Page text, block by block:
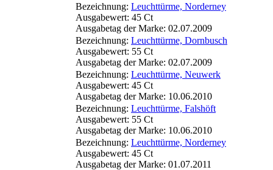
Bezeichnung: Leuchttürme, Norderney
Ausgabewert: 45 Ct
Ausgabetag der Marke: 02.07.2009
Bezeichnung: Leuchttürme, Dornbusch
Ausgabewert: 55 Ct
Ausgabetag der Marke: 02.07.2009
Bezeichnung: Leuchttürme, Neuwerk
Ausgabewert: 45 Ct
Ausgabetag der Marke: 10.06.2010
Bezeichnung: Leuchttürme, Falshöft
Ausgabewert: 55 Ct
Ausgabetag der Marke: 10.06.2010
Bezeichnung: Leuchttürme, Norderney
Ausgabewert: 45 Ct
Ausgabetag der Marke: 01.07.2011